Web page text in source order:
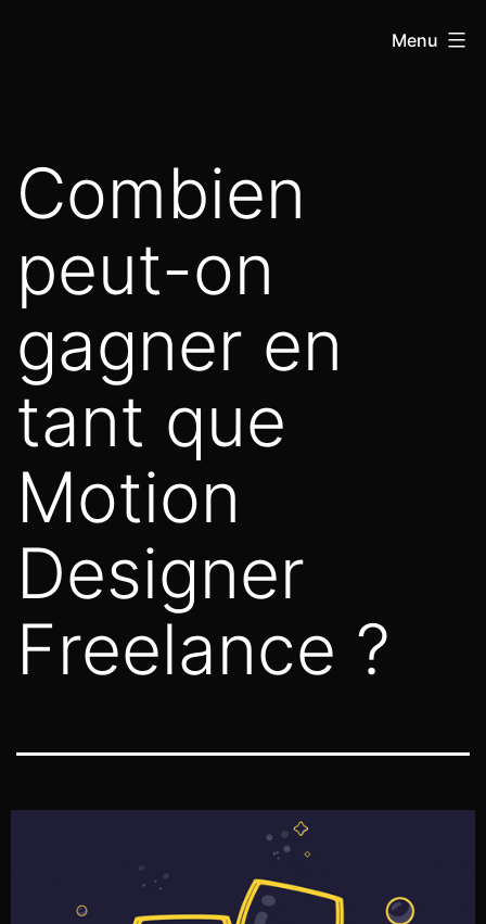
Menu
Combien
peut-on
gagner en
tant que
Motion
Designer
Freelance ?